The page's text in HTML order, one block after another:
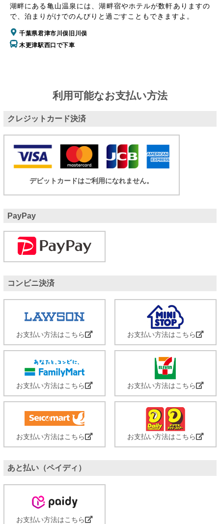
湖畔にある亀山温泉には、湖畔宿やホテルが数軒ありますの
で、泊まりがけでのんびりと過ごすこともできますよ。
千葉県君津市川俣旧川俣
木更津駅西口で下車
利用可能なお支払い方法
クレジットカード決済
デビットカードはご利用になれません。
PayPay
コンビニ決済
お支払い方法はこちら お支払い方法はこちら
お支払い方法はこちら お支払い方法はこちら
お支払い方法はこちら お支払い方法はこちら
あと払い（ペイディ）
お支払い方法はこちら